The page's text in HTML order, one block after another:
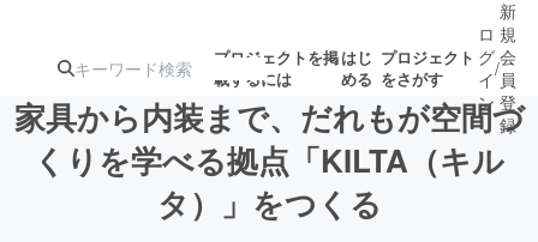
プロジェクトを掲
載するには
はじ
める
プロジェクト
をさがす
注目のリ 注目の新着プロ
ジェクト
募集終了が近いプ
ロジェクト
ロ
グ
イ
ン
/
新
規
会
員
登
録
家具から内装まで、だれもが空間づ
くりを学べる拠点「KILTA（キル
タ）」をつくる